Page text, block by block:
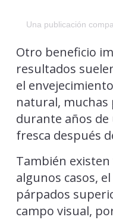
Una publicación
Otro beneficio
resultados
el
natural,
durante años de
fresca después
También
algunos casos,
párpados
campo visual,